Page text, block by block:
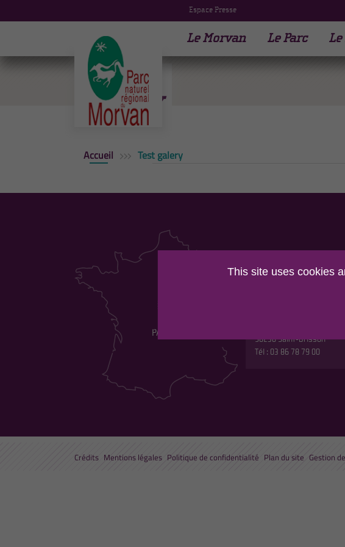
Espace Presse
Le Morvan Le Parc
Test
galery
Accueil Test galery
PARC NATUREL
58230 Saint-Brisson
Tél : 03 86 78 79 00
Crédits Mentions légales Politique de confidentialité Plan du site Gestion
This site uses cookies